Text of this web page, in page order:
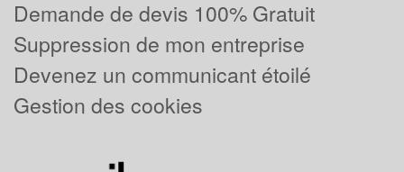
Demande de devis 100% Gratuit
Suppression de mon entreprise
Devenez un communicant étoilé
Gestion des cookies